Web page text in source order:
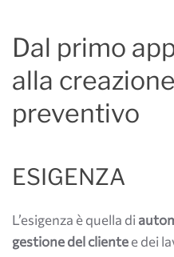
Dal primo
alla
preventivo
ESIGENZA
L’esigenza è quella di
gestione del clientee dei